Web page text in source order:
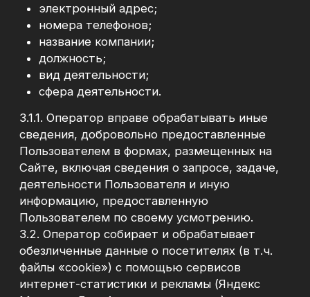
4.5.1. требования о соблюдении
конфиденциальности персональных данных;
4.5.2. требования об обеспечении реализации
субъектом персональных данных своих прав,
4.5.3. требования об обеспечении точности
персональных данных, а в необходимых
случаях и актуальности по отношению к
целям обработки персональных данных (с
принятием (обеспечением
принятия) мер по удалению или уточнению
неполных или неточных данных);
4.5.4. требования к защите персональных
данных от неправомерного или случайного
доступа к ним, уничтожения, изменения,
блокирования, копирования, предоставления,
распространения персональных данных, а
также от иных неправомерных действий в
отношении персональных данных;
4.5.5. иные требования, предусмотренные
законодательством.
4.6. Оператор принимает следующие меры,
необходимые и достаточные для
предусмотренных законодательством,